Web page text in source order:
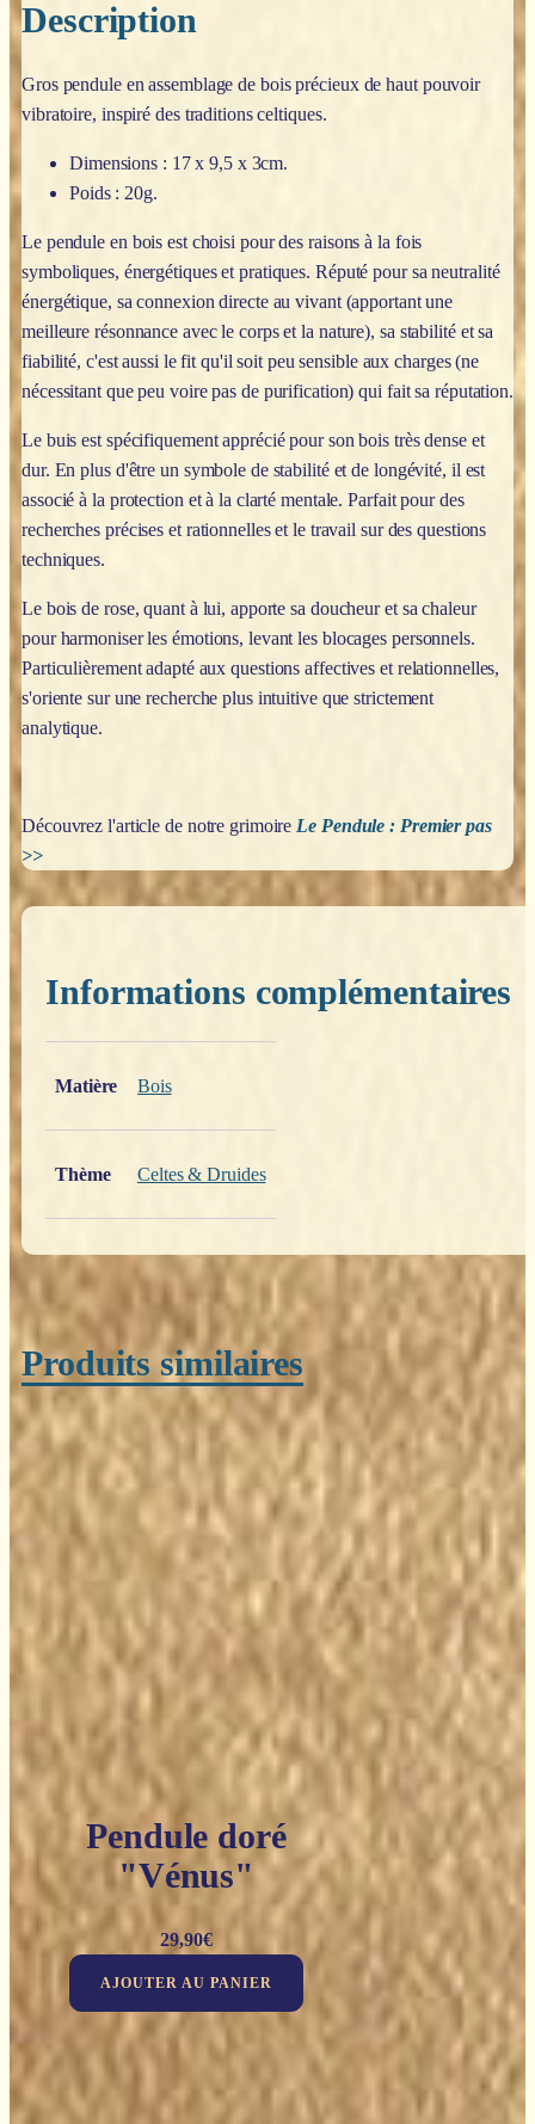
Description
Gros pendule en assemblage de bois précieux de haut pouvoir
vibratoire, inspiré des traditions celtiques.
Dimensions : 17 x 9,5 x 3cm.
Poids : 20g.
Le pendule en bois est choisi pour des raisons à la fois
symboliques, énergétiques et pratiques. Réputé pour sa neutralité
énergétique, sa connexion directe au vivant (apportant une
meilleure résonnance avec le corps et la nature), sa stabilité et sa
fiabilité, c'est aussi le fit qu'il soit peu sensible aux charges (ne
nécessitant que peu voire pas de purification) qui fait sa réputation.
Le buis est spécifiquement apprécié pour son bois très dense et
dur. En plus d'être un symbole de stabilité et de longévité, il est
associé à la protection et à la clarté mentale. Parfait pour des
recherches précises et rationnelles et le travail sur des questions
techniques.
Le bois de rose, quant à lui, apporte sa doucheur et sa chaleur
pour harmoniser les émotions, levant les blocages personnels.
Particulièrement adapté aux questions affectives et relationnelles,
s'oriente sur une recherche plus intuitive que strictement
analytique.
Découvrez l'article de notre grimoire Le Pendule : Premier pas
>>
Informations complémentaires
Matière
Bois
Thème Celtes & Druides
Produits similaires
Pendule doré
"Vénus"
29,90€
AJOUTER AU PANIER